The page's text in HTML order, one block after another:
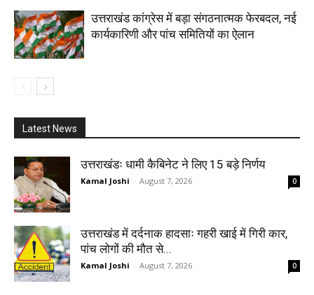
उत्तराखंड कांग्रेस में बड़ा संगठनात्मक फेरबदल, नई
कार्यकारिणी और पांच समितियों का ऐलान
Latest News
उत्तराखंडः धामी कैबिनेट ने लिए 15 बड़े निर्णय
Kamal Joshi - August 7, 2026 0
उत्तराखंड में दर्दनाक हादसाः गहरी खाई में गिरी कार,
पांच लोगों की मौत से...
Kamal Joshi - August 7, 2026 0